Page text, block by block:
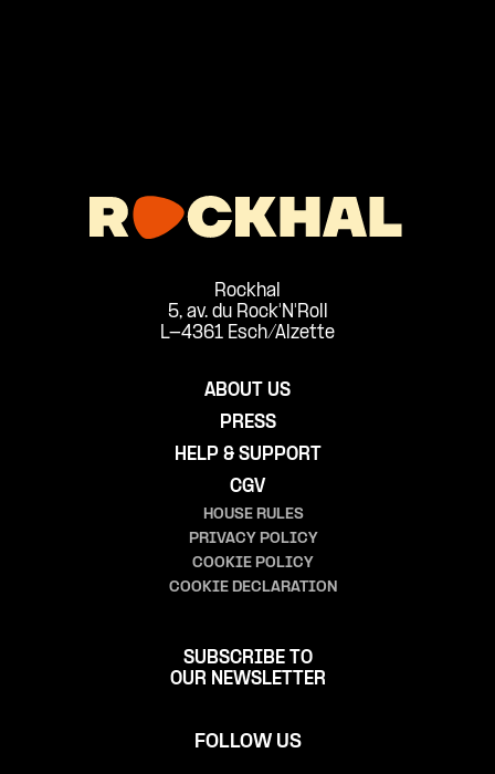
Rockhal
5, av. du Rock'N'Roll
L-4361 Esch/Alzette
ABOUT US
PRESS
HELP & SUPPORT
CGV
HOUSE RULES
PRIVACY POLICY
COOKIE POLICY
COOKIE DECLARATION
SUBSCRIBE TO
OUR NEWSLETTER
FOLLOW US